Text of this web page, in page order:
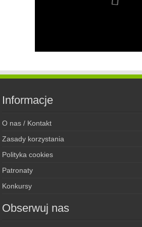
Informacje
O nas / Kontakt
Zasady korzystania
Polityka cookies
Patronaty
Konkursy
Obserwuj nas